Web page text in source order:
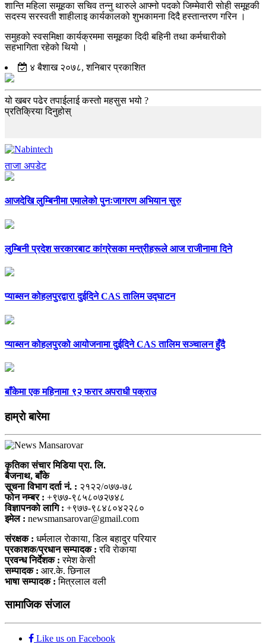
शान्ति महिला समूहका सचिव तन्नु थारुले आफ्नो पदको जिम्मेवारी सोही समूहकी
सदस्य सरस्वती शाहीलाइ कार्यकालको शुभकामना दिदै हस्तान्तरण गरिन ।
समुहको स्वसमिक्षा कार्यक्रममा समूहका दिदी बहिनी तथा कर्मचारीको
सहभागिता रहेको थियो ।
४ बैशाख २०७८, शनिबार प्रकाशित
यो खबर पढेर तपाईलाई कस्तो महसुस भयो ?
प्रतिक्रिया दिनुहोस्
ताजा अपडेट
आजदेखि लुम्बिनीमा एमालेको पुनःजागरण अभियान सुरु
लुम्बिनी प्रदेश सरकारबाट कांग्रेसका मन्त्रीहरूले आज राजीनामा दिने
प्याब्सन कोहलपुरद्वारा दुईदिने CAS तालिम उद्घाटन
प्याब्सन कोहलपुरको आयोजनामा दुईदिने CAS तालिम सञ्चालन हुँदै
बाँकेमा एक महिनामा ९२ फरार अपराधी पक्राउ
हाम्राे बारेमा
कृतिका संचार मिडिया प्रा. लि.
बैजनाथ, बाँके
सूचना विभाग दर्ता नं. : २१२२/०७७-७८
फोन नम्बर : +९७७-९८५८०७२७४८
विज्ञापनकाे लागि : +९७७-९८४८०४२२८०
इमेल : newsmansarovar@gmail.com
संरक्षक : धर्मलाल राेकाया, डिल बहादुर परियार
प्रकाशक/प्रधान सम्पादक : रवि राेकाया
प्रवन्ध निर्देशक : रमेश केसी
सम्पादक : आर.के. छिनाल
भाषा सम्पादक : मित्रलाल वली
सामाजिक संजाल
Like us on Facebook